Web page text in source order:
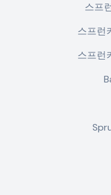
스프
스프런
스프런